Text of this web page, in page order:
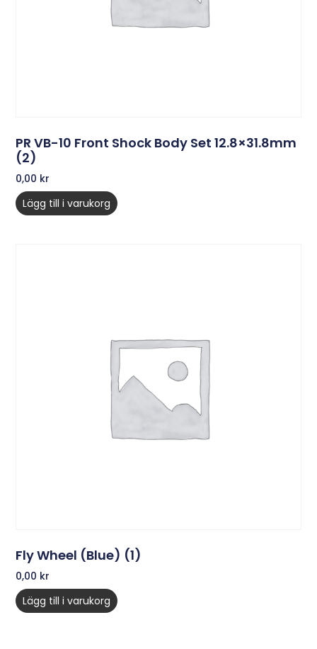
PR VB-10 Front Shock Body Set 12.8×31.8mm
(2)
0,00 kr
Lägg till i varukorg
Fly Wheel (Blue) (1)
0,00 kr
Lägg till i varukorg